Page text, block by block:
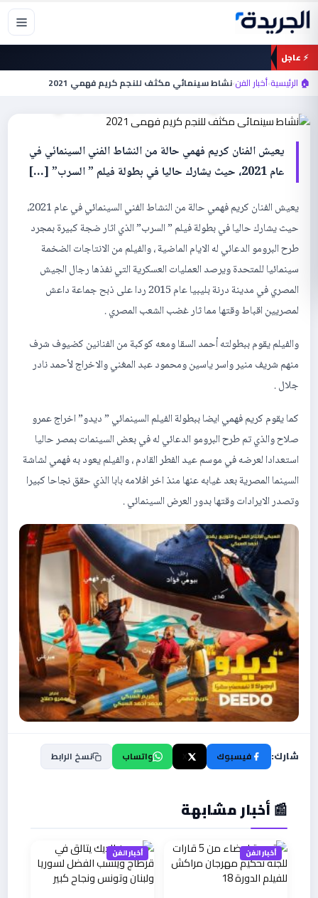
تخطي
المحتوى
⚡ عاجل
🏠 الرئيسية›أخبار الفن›نشاط سينمائي مكثف للنجم كريم فهمي 2021 أخبار الفن
يعيش الفنان كريم فهمي حالة من النشاط الفني السينمائي في
عام 2021، حيث يشارك حاليا في بطولة فيلم ” السرب” […]
يعيش الفنان كريم فهمي حالة من النشاط الفني السينمائي في عام 2021،
حيث يشارك حاليا في بطولة فيلم ” السرب” الذي اثار ضجة كبيرة بمجرد
طرح البرومو الدعائي له الايام الماضية ، والفيلم من الانتاجات الضخمة
سينمائيا للمتحدة ويرصد العمليات العسكرية التي نفذها رجال الجيش
المصري في مدينة درنة بليبيا عام 2015 ردا على ذبح جماعة داعش
لمصريين اقباط وقتها مما ثار غضب الشعب المصري .
والفيلم يقوم ببطولته أحمد السقا ومعه كوكبة من الفنانين كضيوف شرف
منهم شريف منير واسر ياسين ومحمود عبد المغني والاخراج لأحمد نادر
جلال .
كما يقوم كريم فهمي ايضا ببطولة الفيلم السينمائي ” ديدو” اخراج عمرو
صلاح والذي تم طرح البرومو الدعائي له في بعض السينمات بمصر حاليا
استعدادا لعرضه في موسم عيد الفطر القادم ، والفيلم يعود به فهمي لشاشة
السينما المصرية بعد غيابه عنها منذ اخر افلامه بابا الذي حقق نجاحا كبيرا
وتصدر الايرادات وقتها بدور العرض السينمائي .
شارك: فيسبوك واتساب نسخ الرابط
📰 أخبار مشابهة
أخبار الفن أخبار الفن